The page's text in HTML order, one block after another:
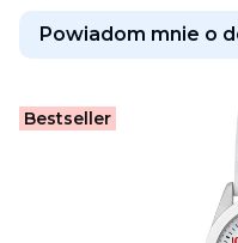
Powiadom mnie o
Bestseller